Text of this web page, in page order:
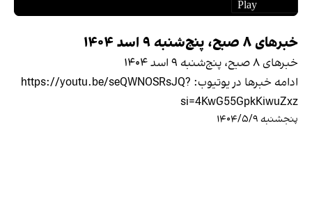
خبرهای ۸ صبح، پنج‌شنبه ۹ اسد ۱۴۰۴
خبرهای ۸ صبح، پنج‌شنبه ۹ اسد ۱۴۰۴
ادامه خبرها در یوتیوب: https://youtu.be/seQWNOSRsJQ?
si=4KwG55GpkKiwuZxz
پنجشنبه ۱۴۰۴/۵/۹